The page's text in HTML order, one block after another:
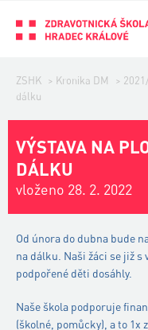
ZSHK > Kronika DM >
dálku
VÝSTAVA NA
DÁLKU
vloženo 28. 2. 2022
Od února do dubna bude
na dálku. Naši žáci se již s
podpořené děti dosáhly.
Naše škola podporuje
(školné, pomůcky), a to 1x